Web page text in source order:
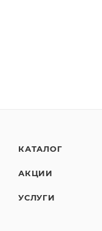
КАТАЛОГ
АКЦИИ
УСЛУГИ